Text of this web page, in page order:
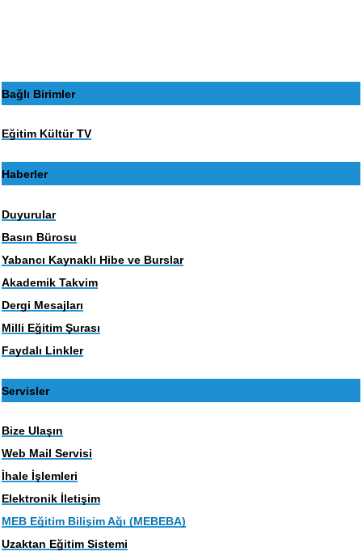
Bağlı Birimler
Eğitim Kültür TV
Haberler
Duyurular
Basın Bürosu
Yabancı Kaynaklı Hibe ve Burslar
Akademik Takvim
Dergi Mesajları
Milli Eğitim Şurası
Faydalı Linkler
Servisler
Bize Ulaşın
Web Mail Servisi
İhale İşlemleri
Elektronik İletişim
MEB Eğitim Bilişim Ağı (MEBEBA)
Uzaktan Eğitim Sistemi